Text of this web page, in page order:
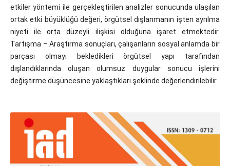
etkiler yöntemi ile gerçekleştirilen analizler sonucunda ulaşılan
ortak etki büyüklüğü değeri, örgütsel dışlanmanın işten ayrılma
niyeti ile orta düzeyli ilişkisi olduğuna işaret etmektedir.
Tartışma – Araştırma sonuçları, çalışanların sosyal anlamda bir
parçası olmayı bekledikleri örgütsel yapı tarafından
dışlandıklarında oluşan olumsuz duygular sonucu işlerini
değiştirme düşüncesine yaklaştıkları şeklinde değerlendirilebilir.